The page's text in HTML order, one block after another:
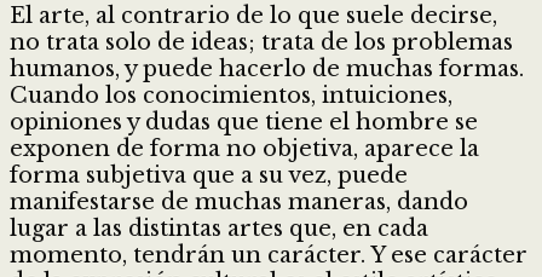
El arte, al contrario de lo que suele decirse,
no trata solo de ideas; trata de los problemas
humanos, y puede hacerlo de muchas formas.
Cuando los conocimientos, intuiciones,
opiniones y dudas que tiene el hombre se
exponen de forma no objetiva, aparece la
forma subjetiva que a su vez, puede
manifestarse de muchas maneras, dando
lugar a las distintas artes que, en cada
momento, tendrán un carácter. Y ese carácter